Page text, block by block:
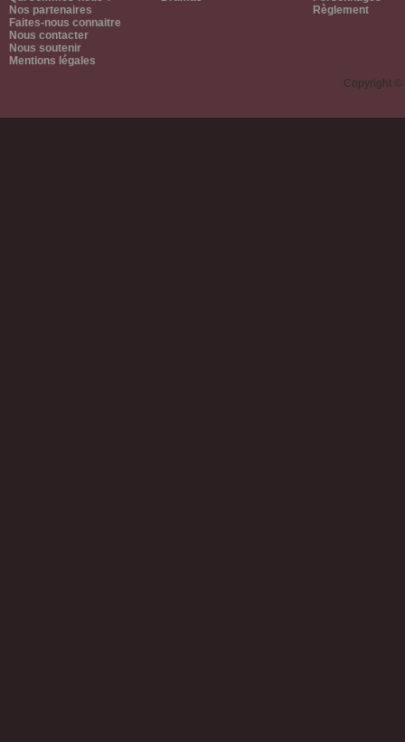
Nos partenaires
Faites-nous connaitre
Nous contacter
Nous soutenir
Mentions légales
Règlement
Copyright ©